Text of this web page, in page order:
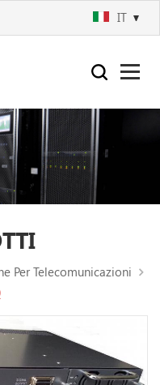
IT
Per Telecomunicazioni